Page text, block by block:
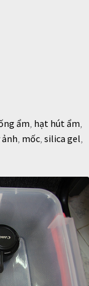
ẩm hạt hút ẩm
ảnh mốc silica gel